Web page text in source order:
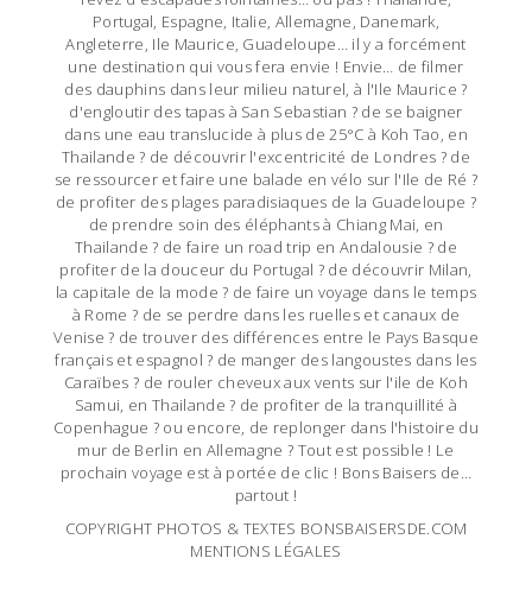
Portugal, Espagne, Italie, Allemagne, Danemark,
Angleterre, Ile Maurice, Guadeloupe… il y a forcément
une destination qui vous fera envie ! Envie… de filmer
des dauphins dans leur milieu naturel, à l'Ile Maurice ?
d'engloutir des tapas à San Sebastian ? de se baigner
dans une eau translucide à plus de 25°C à Koh Tao, en
Thailande ? de découvrir l'excentricité de Londres ? de
se ressourcer et faire une balade en vélo sur l'Ile de Ré ?
de profiter des plages paradisiaques de la Guadeloupe ?
de prendre soin des éléphants à Chiang Mai, en
Thailande ? de faire un road trip en Andalousie ? de
profiter de la douceur du Portugal ? de découvrir Milan,
la capitale de la mode ? de faire un voyage dans le temps
à Rome ? de se perdre dans les ruelles et canaux de
Venise ? de trouver des différences entre le Pays Basque
français et espagnol ? de manger des langoustes dans les
Caraïbes ? de rouler cheveux aux vents sur l'ile de Koh
Samui, en Thailande ? de profiter de la tranquillité à
Copenhague ? ou encore, de replonger dans l'histoire du
mur de Berlin en Allemagne ? Tout est possible ! Le
prochain voyage est à portée de clic ! Bons Baisers de…
partout !
COPYRIGHT PHOTOS & TEXTES BONSBAISERSDE.COM
MENTIONS LÉGALES